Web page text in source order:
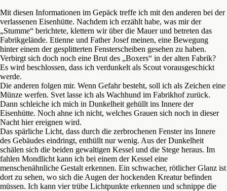
Mit diesen Informationen im Gepäck treffe ich mit den anderen bei der
verlassenen Eisenhütte. Nachdem ich erzählt habe, was mir der
„Stumme“ berichtete, klettern wir über die Mauer und betreten das
Fabrikgelände. Etienne und Father Josef meinen, eine Bewegung
hinter einem der gesplitterten Fensterscheiben gesehen zu haben.
Verbirgt sich doch noch eine Brut des „Boxers“ in der alten Fabrik?
Es wird beschlossen, dass ich verdunkelt als Scout vorausgeschickt
werde.
Die anderen folgen mir. Wenn Gefahr besteht, soll ich als Zeichen eine
Münze werfen. Svet lasse ich als Wachhund im Fabrikhof zurück.
Dann schleiche ich mich in Dunkelheit gehüllt ins Innere der
Eisenhütte. Noch ahne ich nicht, welches Grauen sich noch in dieser
Nacht hier ereignen wird.
Das spärliche Licht, dass durch die zerbrochenen Fenster ins Innere
des Gebäudes eindringt, enthüllt nur wenig. Aus der Dunkelheit
schälen sich die beiden gewaltigen Kessel und die Stege heraus. Im
fahlen Mondlicht kann ich bei einem der Kessel eine
menschenähnliche Gestalt erkennen. Ein schwacher, rötlicher Glanz ist
dort zu sehen, wo sich die Augen der hockenden Kreatur befinden
müssen. Ich kann vier trübe Lichtpunkte erkennen und schnippe die